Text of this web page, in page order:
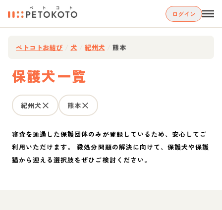
ログイン
ペトコトお結び 犬 紀州犬 熊本
保護犬一覧
紀州犬 熊本
審査を通過した保護団体のみが登録しているため、安心してご
利用いただけます。 殺処分問題の解決に向けて、保護犬や保護
猫から迎える選択肢をぜひご検討ください。